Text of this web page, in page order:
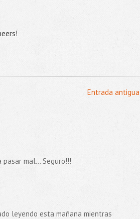
Entrada antigua
mal... Seguro!!!
leyendo esta mañana mientras